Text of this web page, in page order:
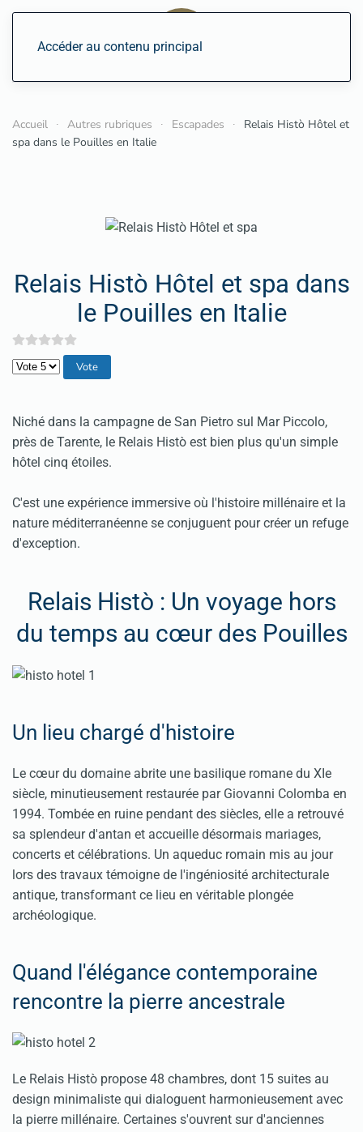
Accéder au contenu principal
Accueil Autres rubriques Escapades
Relais Histò Hôtel et
spa dans le Pouilles en Italie
Relais Histò Hôtel et spa dans
le Pouilles en Italie
Veuillez voter
Niché dans la campagne de San Pietro sul Mar Piccolo,
près de Tarente, le Relais Histò est bien plus qu'un simple
hôtel cinq étoiles.
C'est une expérience immersive où l'histoire millénaire et la
nature méditerranéenne se conjuguent pour créer un refuge
d'exception.
Relais Histò : Un voyage hors
du temps au cœur des Pouilles
Un lieu chargé d'histoire
Le cœur du domaine abrite une basilique romane du XIe
siècle, minutieusement restaurée par Giovanni Colomba en
1994. Tombée en ruine pendant des siècles, elle a retrouvé
sa splendeur d'antan et accueille désormais mariages,
concerts et célébrations. Un aqueduc romain mis au jour
lors des travaux témoigne de l'ingéniosité architecturale
antique, transformant ce lieu en véritable plongée
archéologique.
Quand l'élégance contemporaine
rencontre la pierre ancestrale
Le Relais Histò propose 48 chambres, dont 15 suites au
design minimaliste qui dialoguent harmonieusement avec
la pierre millénaire. Certaines s'ouvrent sur d'anciennes